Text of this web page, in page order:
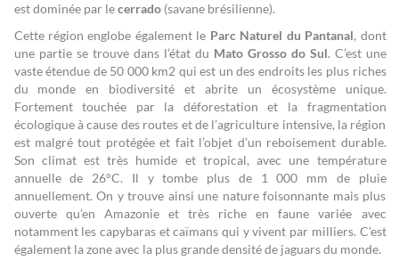
est dominée par lecerrado(savane brésilienne).
Cette région englobe également le Parc Naturel du Pantanal, dont
une partie se trouve dans l’état du Mato Grosso do Sul. C’est une
vaste étendue de 50 000 km2 qui est un des endroits les plus riches
du monde en biodiversité et abrite un écosystème unique.
Fortement touchée par la déforestation et la fragmentation
écologique à cause des routes et de l’agriculture intensive, la région
est malgré tout protégée et fait l’objet d’un reboisement durable.
Son climat est très humide et tropical, avec une température
annuelle de 26°C. Il y tombe plus de 1 000 mm de pluie
annuellement. On y trouve ainsi une nature foisonnante mais plus
ouverte qu’en Amazonie et très riche en faune variée avec
notamment les capybaras et caïmans qui y vivent par milliers. C’est
également la zone avec la plus grande densité de jaguars du monde.